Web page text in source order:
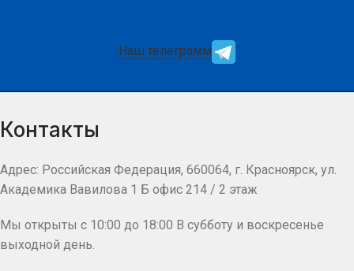
Наш телеграмм
Контакты
Адрес: Российская Федерация, 660064, г. Красноярск, ул.
Академика Вавилова 1 Б офис 214 / 2 этаж
Мы открыты с 10:00 до 18:00 В субботу и воскресенье
выходной день.